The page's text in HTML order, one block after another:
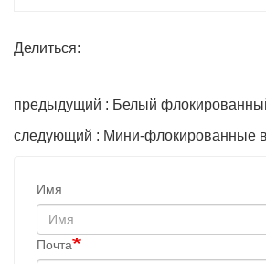
Делиться:
предыдущий : Белый
следующий : Мини-флокированные
Имя
Почта